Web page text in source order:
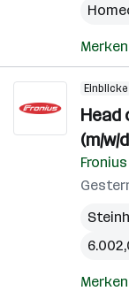
Merken
Einblicke
Head
(m/w/
Fronius
Merken